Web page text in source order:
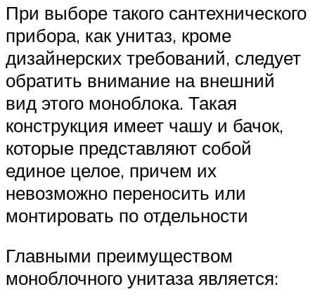
При выборе такого сантехнического
прибора, как унитаз, кроме
дизайнерских требований, следует
обратить внимание на внешний
вид этого моноблока. Такая
конструкция имеет чашу и бачок,
которые представляют собой
единое целое, причем их
невозможно переносить или
монтировать по отдельности
Главными преимуществом
моноблочного унитаза является: